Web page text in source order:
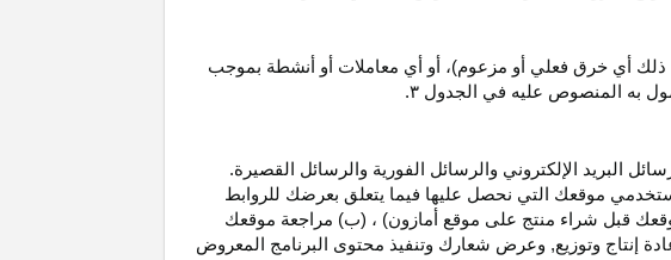
ذلك أي خرق فعلي أو مزعوم)، أو أي معاملات أو أنشطة بموجب
به المنصوص عليه في الجدول ۳.
البريد الإلكتروني والرسائل الفورية والرسائل القصيرة.
موقعك التي نحصل عليها فيما يتعلق بعرضك للروابط
قبل شراء منتج على موقع أمازون) ، (ب) مراجعة موقعك
إنتاج وتوزيع, وعرض شعارك وتنفيذ محتوى البرنامج المعروض